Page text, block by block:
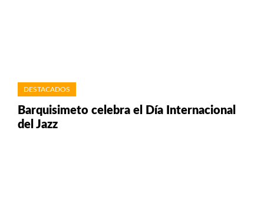
DESTACADOS
Barquisimeto celebra el Día Internacional
del Jazz